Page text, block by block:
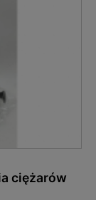
ciężarów